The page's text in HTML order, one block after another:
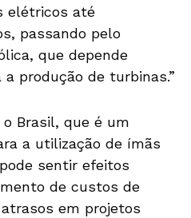
elétricos até
passando pelo
que depende
produção de turbinas.”
Brasil, que é um
a utilização de ímãs
sentir efeitos
de custos de
em projetos